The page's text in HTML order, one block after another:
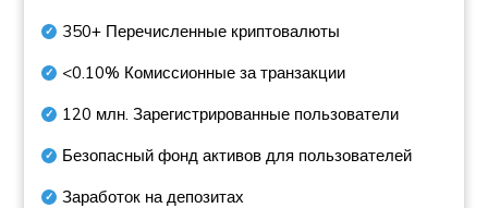
350+ Перечисленные криптовалюты
<0.10% Комиссионные за транзакции
120 млн. Зарегистрированные пользователи
Безопасный фонд активов для пользователей
Заработок на депозитах